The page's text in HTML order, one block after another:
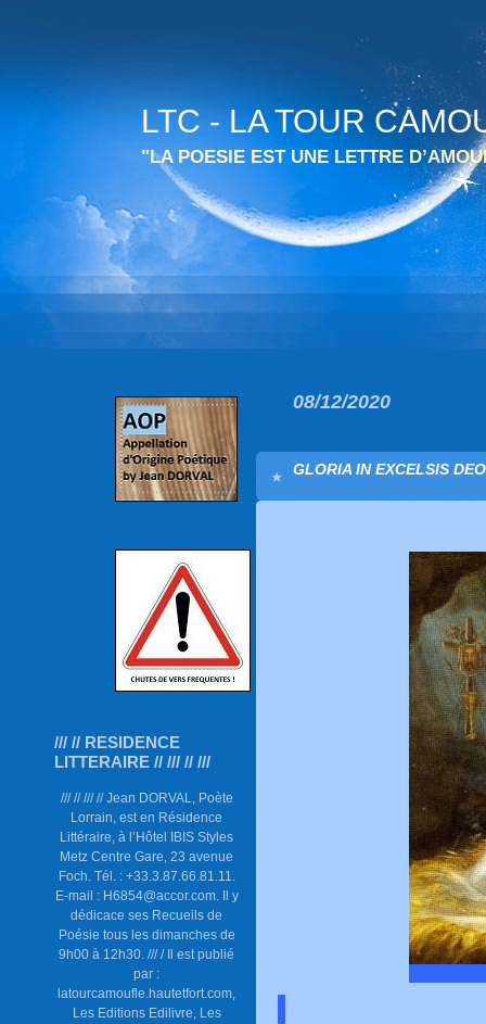
LTC - LA TOUR
"LA POESIE EST UNE LETTRE
/// // RESIDENCE
LITTERAIRE // /// // ///
/// // /// // Jean DORVAL, Poète
Lorrain, est en Résidence
Littéraire, à l’Hôtel IBIS Styles
Metz Centre Gare, 23 avenue
Foch. Tél. : +33.3.87.66.81.11.
E-mail : H6854@accor.com. Il y
dédicace ses Recueils de
Poésie tous les dimanches de
9h00 à 12h30. /// / Il est publié
par :
latourcamoufle.hautetfort.com,
Les Editions Edilivre, Les
08/12/2020
GLORIA IN EXCELSIS